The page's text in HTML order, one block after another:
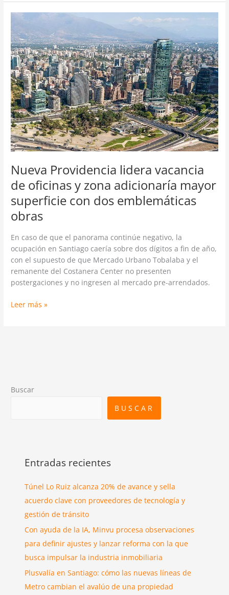
Nueva Providencia lidera vacancia
de oficinas y zona adicionaría mayor
superficie con dos emblemáticas
obras
En caso de que el panorama continúe negativo, la
ocupación en Santiago caería sobre dos dígitos a fin de año,
con el supuesto de que Mercado Urbano Tobalaba y el
remanente del Costanera Center no presenten
postergaciones y no ingresen al mercado pre-arrendados.
Nueva
Providencia
lidera
vacancia
de
oficinas
y
zona
adicionaría
mayor
superficie
con
dos
emblemáticas
obras
Leer más »
Buscar
BUSCAR
Entradas recientes
Túnel Lo Ruiz alcanza 20% de avance y sella
acuerdo clave con proveedores de tecnología y
gestión de tránsito
Con ayuda de la IA, Minvu procesa observaciones
para definir ajustes y lanzar reforma con la que
busca impulsar la industria inmobiliaria
Plusvalía en Santiago: cómo las nuevas líneas de
Metro cambian el avalúo de una propiedad